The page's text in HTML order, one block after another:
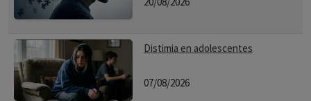
Distimia en adolescentes
07/08/2026